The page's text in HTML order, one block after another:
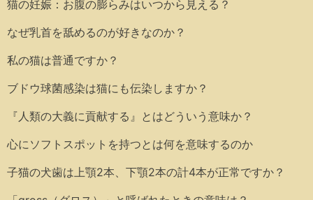
猫の妊娠：お腹の膨らみはいつから見える？
なぜ乳首を舐めるのが好きなのか？
私の猫は普通ですか？
ブドウ球菌感染は猫にも伝染しますか？
『人類の大義に貢献する』とはどういう意味か？
心にソフトスポットを持つとは何を意味するのか
子猫の犬歯は上顎2本、下顎2本の計4本が正常ですか？